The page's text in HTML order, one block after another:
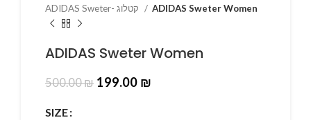
ADIDAS Sweter Women
ADIDAS Sweter Women
500.00₪ 199.00 ₪
SIZE